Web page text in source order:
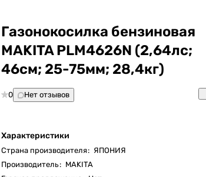
Газонокосилка бензиновая
MAKITA PLM4626N (2,64лс;
46cм; 25-75мм; 28,4кг)
0 Нет отзывов
Характеристики
Страна производителя: ЯПОНИЯ
Производитель: MAKITA